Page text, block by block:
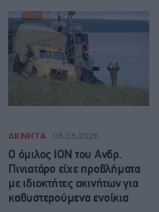
ΑΚΙΝΗΤΑ 08.08.2026
Ο όμιλος ΙΟΝ του Ανδρ.
Πινιατάρο είχε προβλήματα
με ιδιοκτήτες ακινήτων για
καθυστερούμενα ενοίκια